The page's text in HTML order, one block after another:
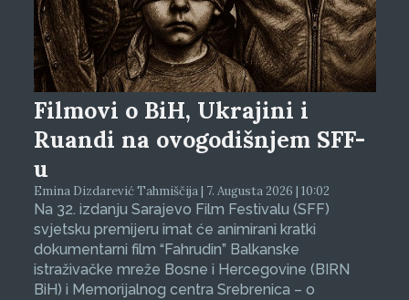
Filmovi o BiH, Ukrajini i
Ruandi na ovogodišnjem SFF-
u
Emina Dizdarević Tahmiščija | 7. Augusta 2026 | 10:02
Na 32. izdanju Sarajevo Film Festivalu (SFF)
svjetsku premijeru imat će animirani kratki
dokumentarni film “Fahrudin” Balkanske
istraživačke mreže Bosne i Hercegovine (BIRN
BiH) i Memorijalnog centra Srebrenica – o